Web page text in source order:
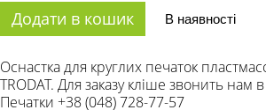
Додати в кошик В наявності
Оснастка для круглих печаток
TRODAT. Для заказу кліше звонить
Печатки +38 (048) 728-77-57